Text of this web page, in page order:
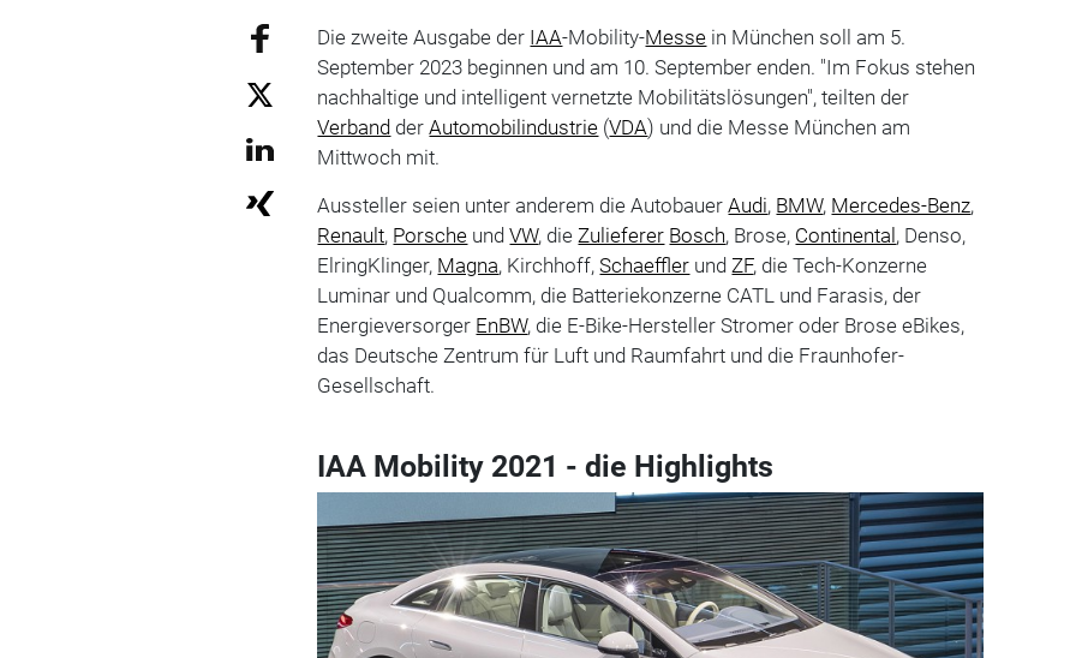
Die zweite Ausgabe der IAA-Mobility-Messe in München soll am 5.
September 2023 beginnen und am 10. September enden. "Im Fokus stehen
nachhaltige und intelligent vernetzte Mobilitätslösungen", teilten der
Verband derAutomobilindustrie (VDA) und die Messe München am
Mittwoch mit.
Aussteller seien unter anderem die AutobauerAudi, BMW, Mercedes-Benz,
Renault, Porsche undVW, die Zulieferer Bosch, Brose, Continental, Denso,
ElringKlinger, Magna, Kirchhoff,Schaeffler und ZF, die Tech-Konzerne
Luminar und Qualcomm, die Batteriekonzerne CATL und Farasis, der
Energieversorger EnBW, die E-Bike-Hersteller Stromer oder Brose eBikes,
das Deutsche Zentrum für Luft und Raumfahrt und die Fraunhofer-
Gesellschaft.
IAA Mobility 2021 - die Highlights